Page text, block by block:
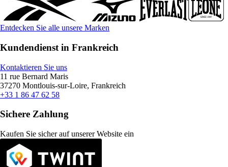
Entdecken Sie alle unsere Marken
Kundendienst in Frankreich
Kontaktieren Sie uns
11 rue Bernard Maris
37270 Montlouis-sur-Loire, Frankreich
+33 1 86 47 62 58
Sichere Zahlung
Kaufen Sie sicher auf unserer Website ein